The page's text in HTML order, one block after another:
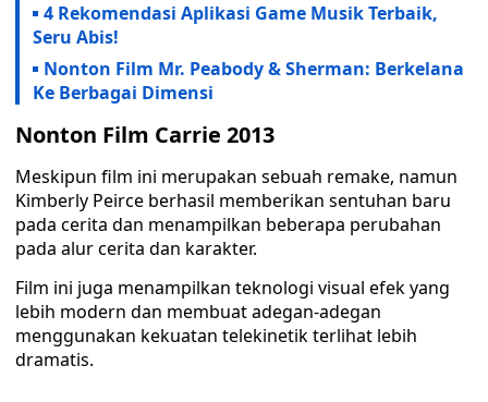
4 Rekomendasi Aplikasi Game Musik Terbaik,
Seru Abis!
Nonton Film Mr. Peabody & Sherman: Berkelana
Ke Berbagai Dimensi
Nonton Film Carrie 2013
Meskipun film ini merupakan sebuah remake, namun
Kimberly Peirce berhasil memberikan sentuhan baru
pada cerita dan menampilkan beberapa perubahan
pada alur cerita dan karakter.
Film ini juga menampilkan teknologi visual efek yang
lebih modern dan membuat adegan-adegan
menggunakan kekuatan telekinetik terlihat lebih
dramatis.